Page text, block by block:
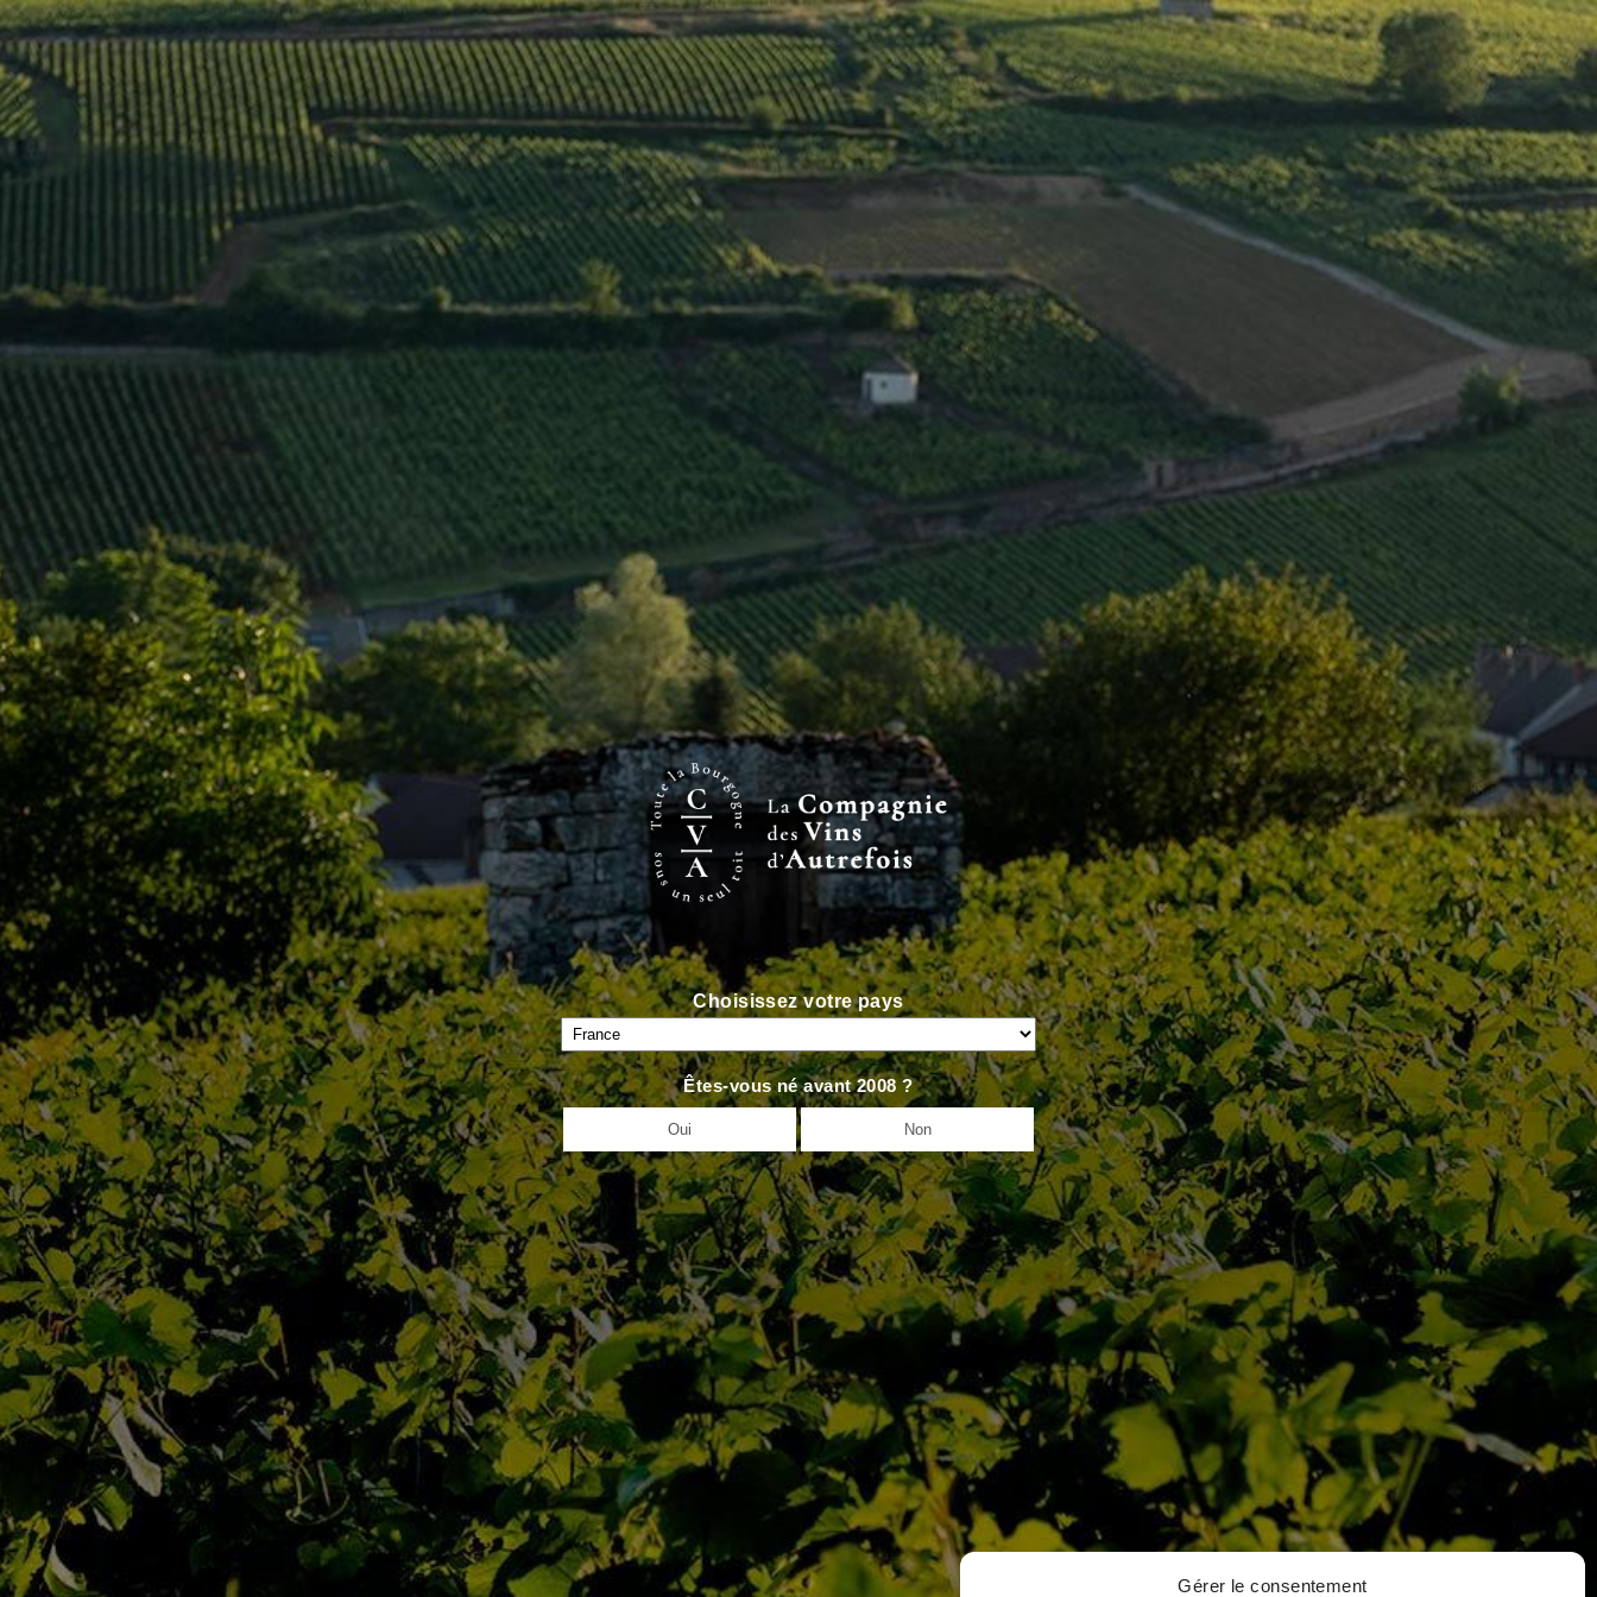
Gérer le consentement
Choisissez votre pays
Êtes-vous né avant 2008 ?
Oui Non
QUI SOMMES-NOUS ? MAISONS & DOMAINES L’ÉQUIPE CONTACT ENGLISH
BOURGOGNE HAUTES CÔTES DE NUITS
Louis Chavy Côte de Nuits
INFOS CLÉS
Région Côte de Nuits
Type AOC
Niveau Régionale
Couleur
<VIN PRÉCÉDENT VIN SUIVANT>
Accueil
Qui Sommes Nous
L’Équipe
Contact
Actualités
Nos Maisons
Nos Domaines
D’Autrefois
Jaffelin
Pierre Ponnelle
Louis Violland
3, place Notre Dame
BP 172 21205 Beaune Cedex